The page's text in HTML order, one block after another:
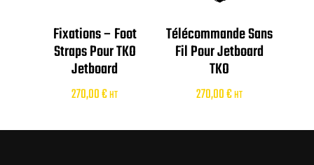
Fixations – Foot
Straps Pour TKO
Jetboard
270,00€HT
Télécommande Sans
Fil Pour Jetboard
TKO
270,00€HT